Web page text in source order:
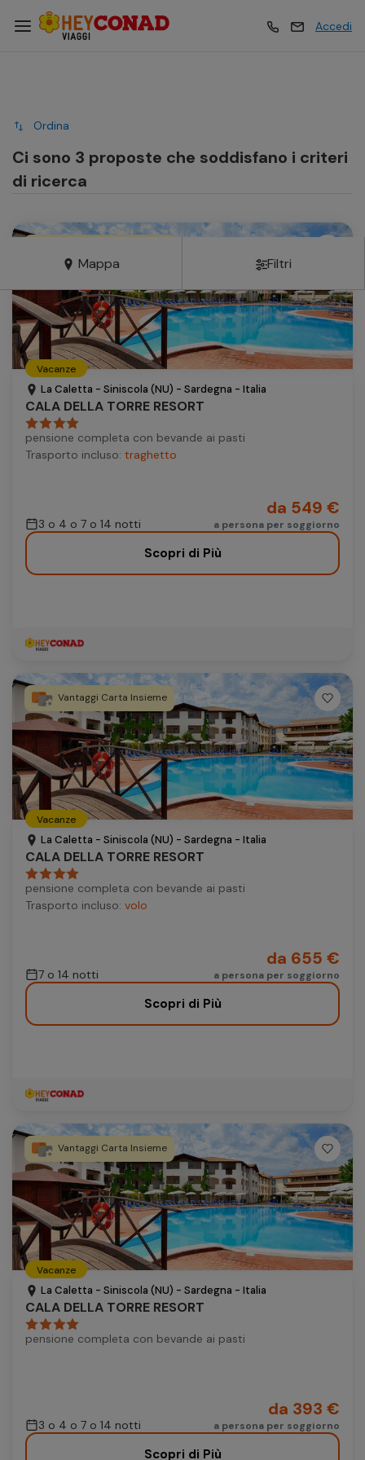
Esperienze
Crociere
Traghetti
Autonoleggio
Parcheggio
Accedi
Esperienze
Crociere
Traghetti
Autonoleggio
Parcheggio
Mappa Filtri
Ordina
Ci sono 3 proposte che soddisfano i criteri
di ricerca
Vacanze
La Caletta - Siniscola (NU) - Sardegna - Italia
CALA DELLA TORRE RESORT
pensione completa con bevande ai pasti
Trasporto incluso: traghetto
3 o 4 o 7 o 14 notti
da 549 €
a persona per soggiorno
Scopri di Più
Vantaggi Carta Insieme
Vacanze
La Caletta - Siniscola (NU) - Sardegna - Italia
CALA DELLA TORRE RESORT
pensione completa con bevande ai pasti
Trasporto incluso: volo
7 o 14 notti
da 655 €
a persona per soggiorno
Scopri di Più
Vantaggi Carta Insieme
Vacanze
La Caletta - Siniscola (NU) - Sardegna - Italia
CALA DELLA TORRE RESORT
pensione completa con bevande ai pasti
3 o 4 o 7 o 14 notti
da 393 €
a persona per soggiorno
Scopri di Più